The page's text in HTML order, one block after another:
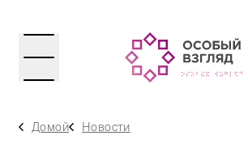
Домой Новости